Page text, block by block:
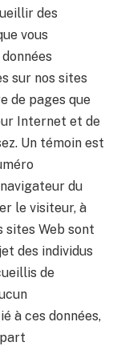
des
vous
sur nos sites
de pages que
Internet et de
Un témoin est
du
le visiteur, à
sites Web sont
des individus
de
à ces données,